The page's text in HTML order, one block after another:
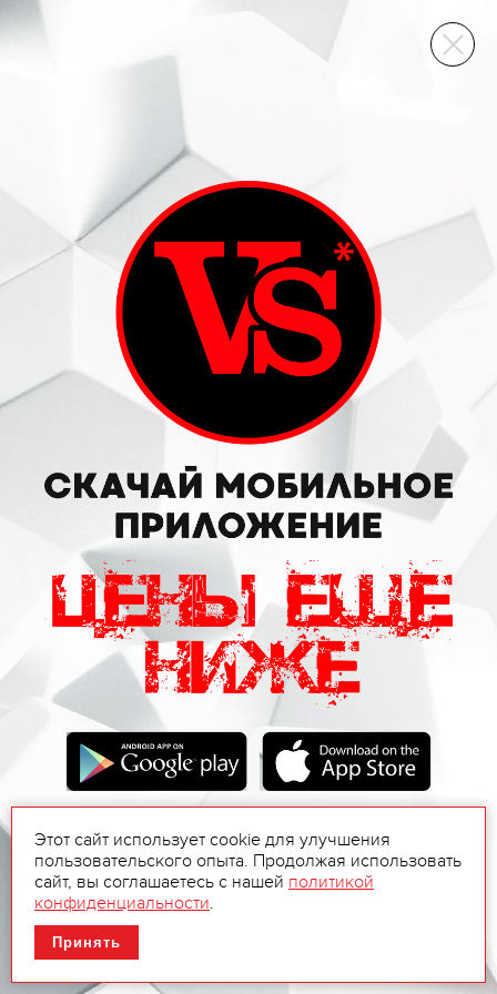
ВИННЫЙ СКЛАД
Этот сайт использует cookie для улучшения
пользовательского опыта. Продолжая использовать
сайт, вы соглашаетесь с нашей политикой
конфиденциальности.
Принять